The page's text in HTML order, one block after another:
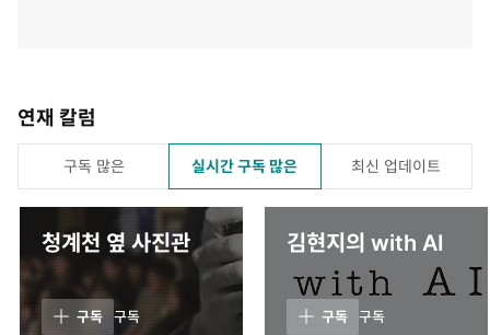
연재 칼럼
구독 많은 실시간 구독 많은 최신 업데이트
청계천 옆 사진관
구독 구독
김현지의 with AI
구독 구독